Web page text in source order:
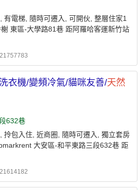
有電梯, 隨時可遷入, 可開伙, 整層住家1
東區-大學路81巷 距阿羅哈客運新竹站
衣機/變頻冷氣/貓咪友善/天然
632巷
拎包入住, 近商圈, 隨時可遷入, 獨立套房
大安區-和平東路三段632巷 距